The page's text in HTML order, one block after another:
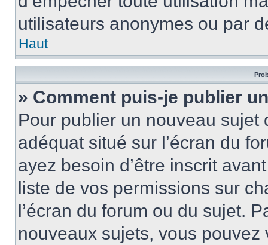
utilisateurs anonymes ou par
Haut
» Comment puis-je publier
Pour publier un nouveau
adéquat situé sur l’écran du
ayez besoin d’être inscrit
liste de vos permissions sur
l’écran du forum ou du sujet.
nouveaux sujets, vous